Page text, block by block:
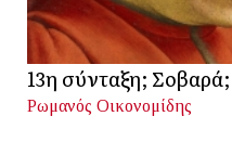
13η σύνταξη; Σοβαρά;
Ρωμανός Οικονομίδης